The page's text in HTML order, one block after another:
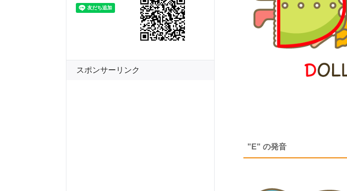
"E" の発音
スポンサーリンク